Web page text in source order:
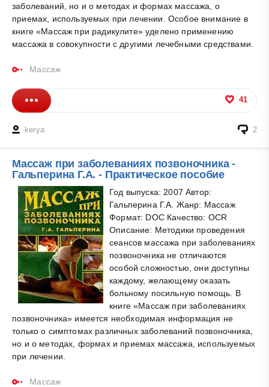
заболеваний, но и о методах и формах массажа, о
приемах, используемых при лечении. Особое внимание в
книге «Массаж при радикулите» уделено применению
массажа в совокупности с другими лечебными средствами.
Массаж
41
kerya 2
Массаж при заболеваниях позвоночника -
Гальперина Г.А. - Практическое пособие
Год выпуска: 2007 Автор:
Гальперина Г.А. Жанр: Массаж
Формат: DOC Качество: OCR
Описание: Методики проведения
сеансов массажа при заболеваниях
позвоночника не отличаются
особой сложностью, они доступны
каждому, желающему оказать
больному посильную помощь. В
книге «Массаж при заболеваниях
позвоночника» имеется необходимая информация не
только о симптомах различных заболеваний позвоночника,
но и о методах, формах и приемах массажа, используемых
при лечении.
Массаж